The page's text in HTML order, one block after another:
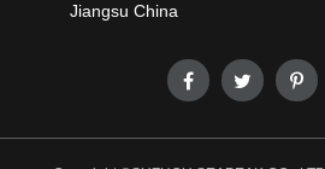
Jiangsu China